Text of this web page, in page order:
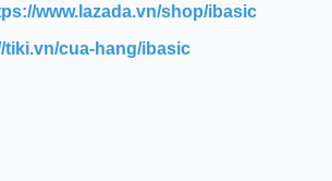
www.lazada.vn/shop/ibasic
tiki.vn/cua-hang/ibasic